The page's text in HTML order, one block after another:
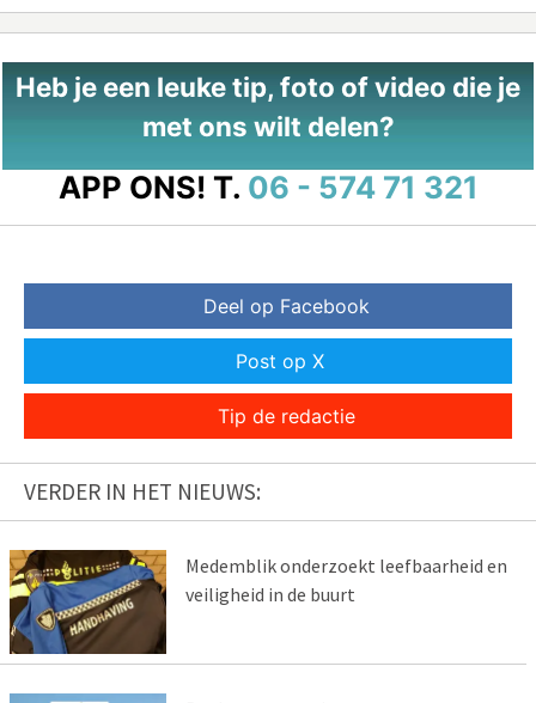
Heb je een leuke tip, foto of video die je
met ons wilt delen?
APP ONS! T. 06 - 574 71 321
Deel op Facebook
Post op X
Tip de redactie
VERDER IN HET NIEUWS:
Medemblik onderzoekt leefbaarheid en
veiligheid in de buurt